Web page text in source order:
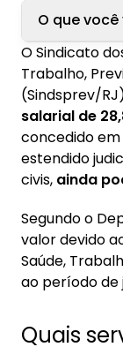
O que
1. Quais
2. Como
3. Conheça
4. Passo a
O Sindicato
Trabalho,
(Sindsprev/
salarial de
concedido em
estendido
civis, ainda
Segundo o
valor devido
Saúde,
ao período de
Quais